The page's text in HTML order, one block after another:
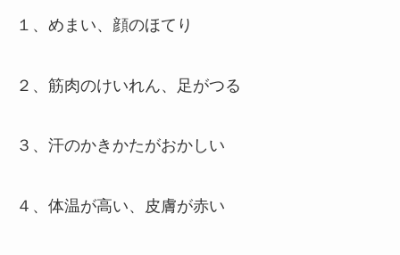
１、めまい、顔のほてり
２、筋肉のけいれん、足がつる
３、汗のかきかたがおかしい
４、体温が高い、皮膚が赤い